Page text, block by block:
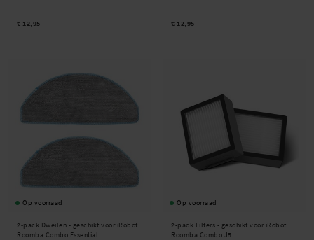
€ 12,95 € 12,95
Op voorraad
2-pack Dweilen - geschikt voor iRobot
Roomba Combo Essential
Op voorraad
2-pack Filters - geschikt voor iRobot
Roomba Combo J5